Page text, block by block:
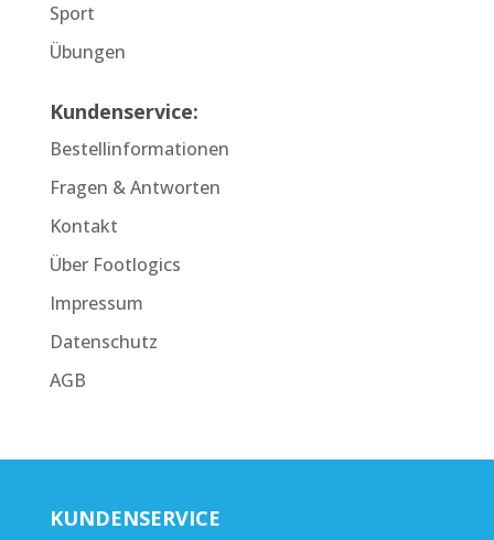
Sport
Übungen
Kundenservice:
Bestellinformationen
Fragen & Antworten
Kontakt
Über Footlogics
Impressum
Datenschutz
AGB
KUNDENSERVICE